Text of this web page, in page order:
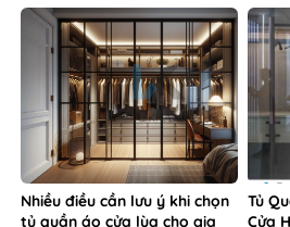
Nhiều điều cần lưu ý khi chọn
tủ quần áo cửa lùa cho gia
Tủ
Cửa